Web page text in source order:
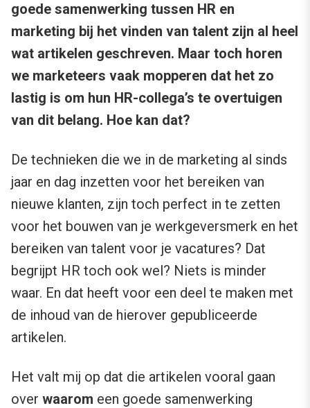
goede samenwerking tussen HR en
marketing bij het vinden van talent zijn al heel
wat artikelen geschreven. Maar toch horen
we marketeers vaak mopperen dat het zo
lastig is om hun HR-collega’s te overtuigen
van dit belang. Hoe kan dat?
De technieken die we in de marketing al sinds
jaar en dag inzetten voor het bereiken van
nieuwe klanten, zijn toch perfect in te zetten
voor het bouwen van je werkgeversmerk en het
bereiken van talent voor je vacatures? Dat
begrijpt HR toch ook wel? Niets is minder
waar. En dat heeft voor een deel te maken met
de inhoud van de hierover gepubliceerde
artikelen.
Het valt mij op dat die artikelen vooral gaan
over waarom een goede samenwerking